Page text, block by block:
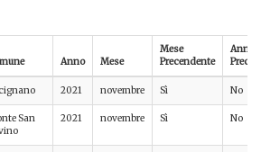
Anno Mese
Mese
Precendente
Anno
2021 novembre Sì No
San
2021 novembre Sì No